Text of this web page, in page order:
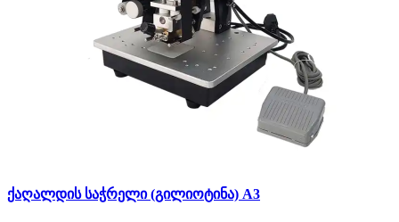
ქაღალდის საჭრელი (გილიოტინა) A3